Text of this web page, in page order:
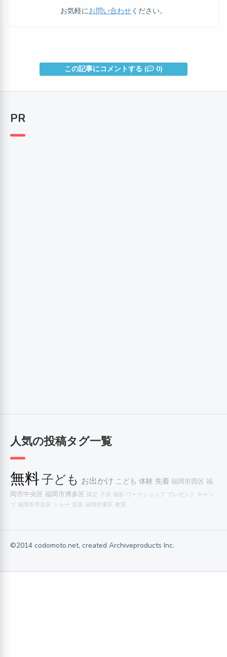
お気軽にお問い合わせください。
この記事にコメントする ( 0)
PR
人気の投稿タグ一覧
無料子ども お出かけ こども 体験 先着 福岡市西区 福
岡市中央区 福岡市博多区 限定 子供 撮影 ワークショップ プレゼント キャン
プ 福岡市早良区 ショー 音楽 福岡市東区 教室
©2014 codomoto.net, created Archiveproducts Inc.